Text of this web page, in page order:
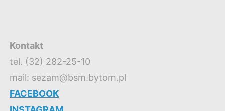
Kontakt
tel. (32) 282-25-10
mail: sezam@bsm.bytom.pl
FACEBOOK